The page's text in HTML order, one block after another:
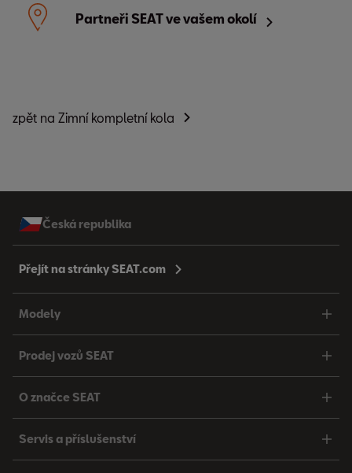
Partneři SEAT ve vašem okolí
zpět na Zimní kompletní kola
Česká republika
Přejít na stránky SEAT.com
Modely
Prodej vozů SEAT
O značce SEAT
Servis a příslušenství